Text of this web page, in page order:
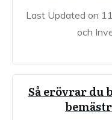
Last Updated on
och
Så erövrar du